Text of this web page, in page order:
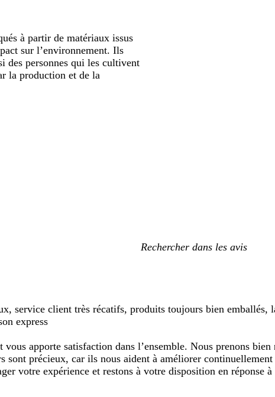
à partir de matériaux issus
sur l’environnement. Ils
des personnes qui les cultivent
la production et de la
Mes
service client très récatifs, produits toujours bien
express
apporte satisfaction dans l’ensemble. Nous prenons
sont précieux, car ils nous aident à améliorer
votre expérience et restons à votre disposition en réponse